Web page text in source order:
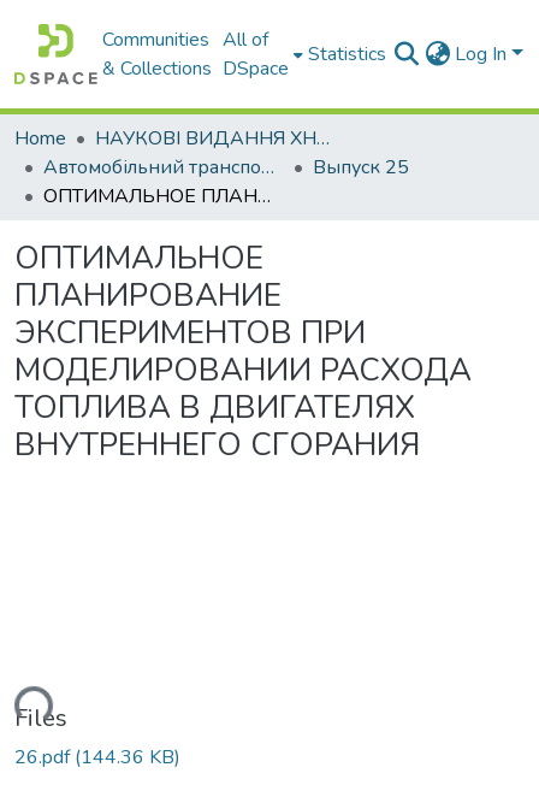
Communities
& Collections
All of
DSpace
Statistics Log In
Home
НАУКОВІ ВИДАННЯ ХНАДУ
Автомобільний транспорт / Автомобильный транспорт
Выпуск 25
ОПТИМАЛЬНОЕ ПЛАНИРОВАНИЕ ЭКСПЕРИМЕНТОВ ПРИ МОДЕЛИРОВАНИИ РАСХОДА ТОПЛИВА В ДВИГАТЕЛЯХ ВНУТРЕННЕГО СГОРАНИЯ
ОПТИМАЛЬНОЕ
ПЛАНИРОВАНИЕ
ЭКСПЕРИМЕНТОВ ПРИ
МОДЕЛИРОВАНИИ РАСХОДА
ТОПЛИВА В ДВИГАТЕЛЯХ
ВНУТРЕННЕГО СГОРАНИЯ
Files
26.pdf(144.36 KB)